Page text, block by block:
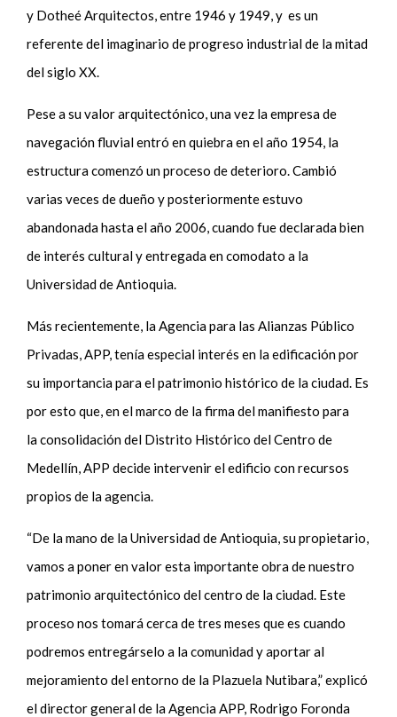
y Dotheé Arquitectos, entre 1946 y 1949, y es un
referente del imaginario de progreso industrial de la mitad
del siglo XX.
Pese a su valor arquitectónico, una vez la empresa de
navegación fluvial entró en quiebra en el año 1954, la
estructura comenzó un proceso de deterioro. Cambió
varias veces de dueño y posteriormente estuvo
abandonada hasta el año 2006, cuando fue declarada bien
de interés cultural y entregada en comodato a la
Universidad de Antioquia.
Más recientemente, la Agencia para las Alianzas Público
Privadas, APP, tenía especial interés en la edificación por
su importancia para el patrimonio histórico de la ciudad. Es
por esto que, en el marco de la firma del manifiesto para
laconsolidacióndel Distrito Histórico del Centro de
Medellín, APP decide intervenir el edificio con recursos
propios de la agencia.
“De la mano de la Universidad de Antioquia, su propietario,
vamos a poner en valor esta importante obra de nuestro
patrimonio arquitectónico del centro de la ciudad. Este
proceso nos tomará cerca de tres meses que es cuando
podremos entregárselo a la comunidad y aportar al
mejoramiento del entorno de la Plazuela Nutibara,” explicó
el director general de la Agencia APP, Rodrigo Foronda